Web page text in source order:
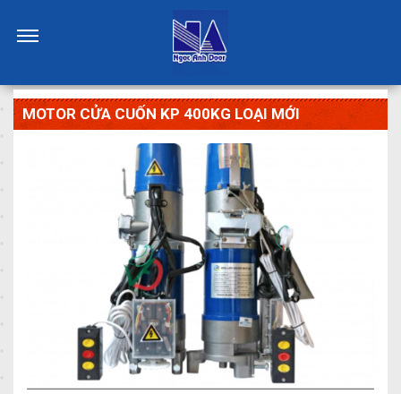
MOTOR CỬA CUỐN KP 400KG LOẠI MỚI